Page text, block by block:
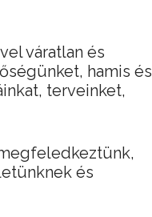
váratlan és
hamis és
terveinket,
és